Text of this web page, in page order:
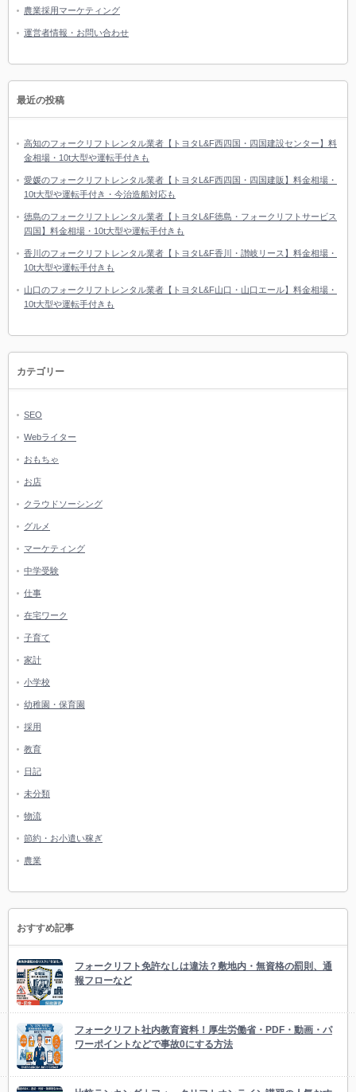
農業採用マーケティング
運営者情報・お問い合わせ
最近の投稿
高知のフォークリフトレンタル業者【トヨタL&F西四国・四国建設センター】料
金相場・10t大型や運転手付きも
愛媛のフォークリフトレンタル業者【トヨタL&F西四国・四国建販】料金相場・
10t大型や運転手付き・今治造船対応も
徳島のフォークリフトレンタル業者【トヨタL&F徳島・フォークリフトサービス
四国】料金相場・10t大型や運転手付きも
香川のフォークリフトレンタル業者【トヨタL&F香川・讃岐リース】料金相場・
10t大型や運転手付きも
山口のフォークリフトレンタル業者【トヨタL&F山口・山口エール】料金相場・
10t大型や運転手付きも
カテゴリー
SEO
Webライター
おもちゃ
お店
クラウドソーシング
グルメ
マーケティング
中学受験
仕事
在宅ワーク
子育て
家計
小学校
幼稚園・保育園
採用
教育
日記
未分類
物流
節約・お小遣い稼ぎ
農業
おすすめ記事
フォークリフト免許なしは違法？敷地内・無資格の罰則、通
報フローなど
フォークリフト社内教育資料！厚生労働省・PDF・動画・パ
ワーポイントなどで事故0にする方法